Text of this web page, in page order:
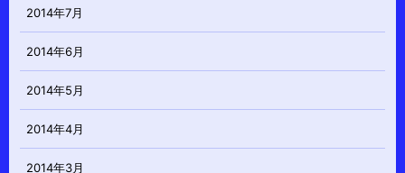
2014年7月
2014年6月
2014年5月
2014年4月
2014年3月